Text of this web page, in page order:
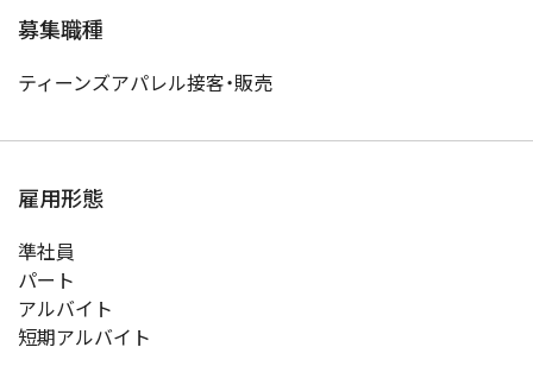
募集職種
ティーンズアパレル接客・販売
雇用形態
準社員
パート
アルバイト
短期アルバイト